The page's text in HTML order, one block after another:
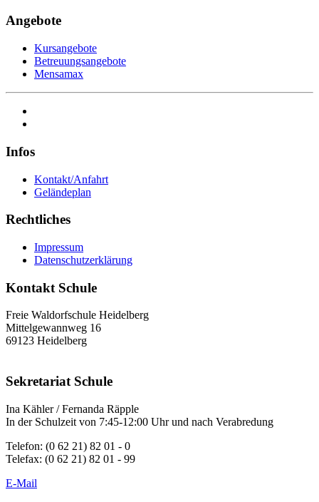
Angebote
Kursangebote
Betreuungsangebote
Mensamax
Infos
Kontakt/Anfahrt
Geländeplan
Rechtliches
Impressum
Datenschutzerklärung
Kontakt Schule
Freie Waldorfschule Heidelberg
Mittelgewannweg 16
69123 Heidelberg
Sekretariat Schule
Ina Kähler / Fernanda Räpple
In der Schulzeit von 7:45-12:00 Uhr und nach Verabredung
Telefon: (0 62 21) 82 01 - 0
Telefax: (0 62 21) 82 01 - 99
E-Mail